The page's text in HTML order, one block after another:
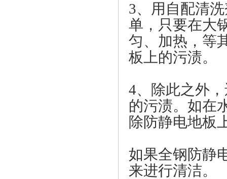
3、用自配清
单，只要在大
匀、加热，等
板上的污渍。
4、除此之外
的污渍。如在
除防静电地板
如果全钢防静
来进行清洁。